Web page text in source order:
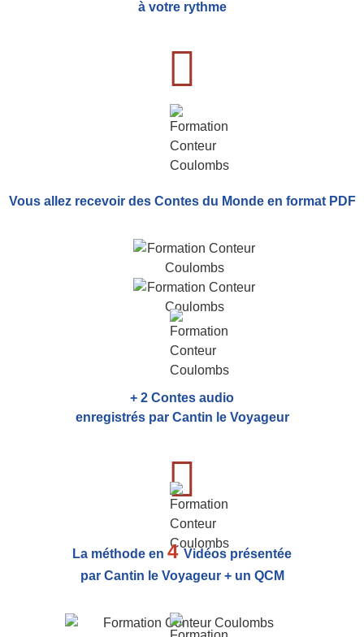
à votre rythme
Vous allez recevoir des Contes du Monde en format PDF
+ 2 Contes audio
enregistrés par Cantin le Voyageur
La méthode en 4Vidéos présentée
par Cantin le Voyageur + un QCM